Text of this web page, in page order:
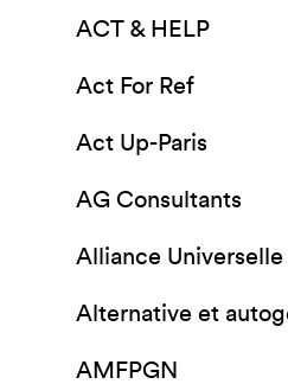
ACT & HELP
Act For Ref
Act Up-Paris
AG Consultants
Alliance
Alternative et
AMFPGN